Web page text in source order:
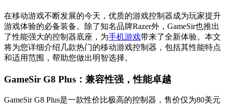
在移动游戏不断发展的今天，优质的游戏控制器成为玩家提升
游戏体验的必备装备。除了知名品牌Razer外，GameSir也推出
了性能强大的控制器底座，为手机游戏带来了全新体验。本文
将为您详细介绍几款热门的移动游戏控制器，包括其性能特点
和适用范围，帮助您做出明智选择。
GameSir G8 Plus：兼容性强，性能卓越
GameSir G8 Plus是一款性价比极高的控制器，售价仅为80美元